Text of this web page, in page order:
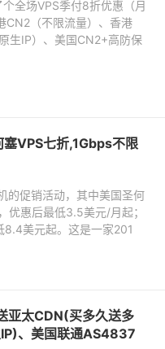
全场VPS季付8折优惠（月
CN2（不限流量）、香港
生IP）、美国CN2+高防保
VPS七折,1Gbps不限
的促销活动，其中美国圣何
优惠后最低3.5美元/月起；
8.4美元起。这是一家201
亚太CDN(买多久送多
、美国联通AS4837